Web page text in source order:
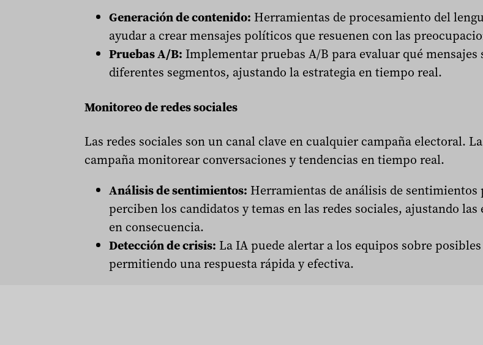
Generación de contenido: Herramientas de procesamiento del
ayudar a crear mensajes políticos que resuenen con las
Pruebas A/B: Implementar pruebas A/B para evaluar qué mensajes
diferentes segmentos, ajustando la estrategia en tiempo real.
Monitoreo de redes sociales
Las redes sociales son un canal clave en cualquier campaña electoral.
campaña monitorear conversaciones y tendencias en tiempo real.
Análisis de sentimientos: Herramientas de análisis de
perciben los candidatos y temas en las redes sociales, ajustando
en consecuencia.
Detección de crisis: La IA puede alertar a los equipos sobre
permitiendo una respuesta rápida y efectiva.